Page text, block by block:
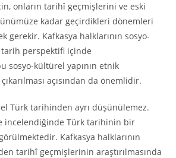
onların tarihî geçmişlerini ve eski
kadar geçirdikleri dönemleri
gerekir. Kafkasya halklarının sosyo-
tarih perspektifi içinde
sosyo-kültürel yapının etnik
açısından da önemlidir.
Türk tarihinden ayrı düşünülemez.
incelendiğinde Türk tarihinin bir
Kafkasya halklarının
tarihî geçmişlerinin araştırılmasında